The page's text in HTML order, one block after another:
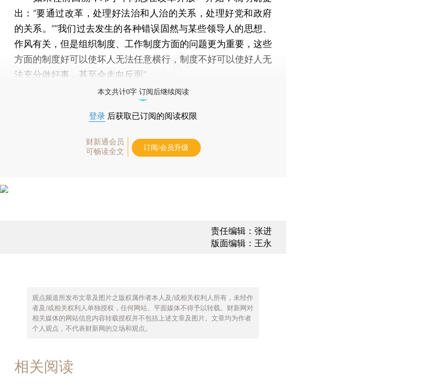
出：“要通过改革，处理好法治和人治的关系，处理好党和政府
的关系。”“我们过去发生的各种错误固然与某些领导人的思想、
作风有关，但是组织制度、工作制度方面的问题更为重要，这些
方面的制度好可以使坏人无法任意横行，制度不好可以使好人无
法充分做好事，甚至会走向反面”。
本文共计0字 订阅后继续阅读
登录 后获取已订阅的阅读权限
财新通会员
可畅读全文
订阅/会员升级
责任编辑：张进
版面编辑：王永
观点频道所发布文章及图片之版权属作者本人及/或相关权利人所有，未经作
者及/或相关权利人单独授权，任何网站、平面媒体不得予以转载。财新网对
相关媒体的网站信息内容转载授权并不包括上述文章及图片。文章均为作者
个人观点，不代表财新网的立场和观点。
相关阅读